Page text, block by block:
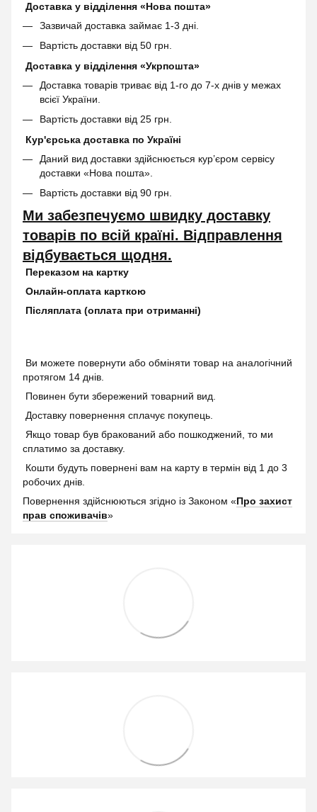
Доставка у відділення «Нова пошта»
Зазвичай доставка займає 1-3 дні.
Вартість доставки від 50 грн.
Доставка у відділення «Укрпошта»
Доставка товарів триває від 1-го до 7-х днів у межах
всієї України.
Вартість доставки від 25 грн.
Кур'єрська доставка по Україні
Даний вид доставки здійснюється кур’єром сервісу
доставки «Нова пошта».
Вартість доставки від 90 грн.
Ми забезпечуємо швидку доставку
товарів по всій країні. Відправлення
відбувається щодня.
Переказом на картку
Онлайн-оплата карткою
Післяплата (оплата при отриманні)
Ви можете повернути або обміняти товар на аналогічний
протягом 14 днів.
Повинен бути збережений товарний вид.
Доставку повернення сплачує покупець.
Якщо товар був бракований або пошкоджений, то ми
сплатимо за доставку.
Кошти будуть повернені вам на карту в термін від 1 до 3
робочих днів.
Повернення здійснюються згідно із Законом «Про захист
прав споживачів»